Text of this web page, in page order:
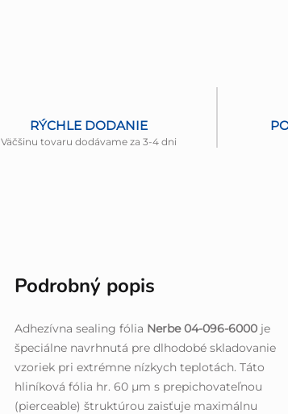
RÝCHLE DODANIE
Väčšinu tovaru dodávame za 3-4 dni
Podrobný popis
Adhezívna sealing fólia Nerbe 04-096-6000 je
špeciálne navrhnutá pre dlhodobé skladovanie
vzoriek pri extrémne nízkych teplotách. Táto
hliníková fólia hr. 60 μm s prepichovateľnou
(pierceable) štruktúrou zaisťuje maximálnu